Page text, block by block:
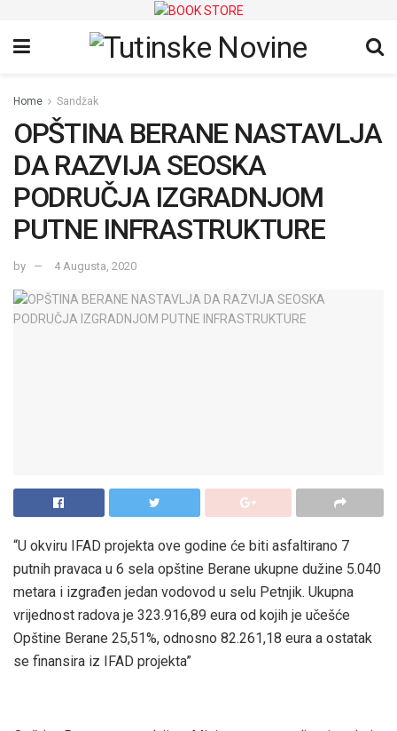
Home Sandžak
OPŠTINA BERANE NASTAVLJA
DA RAZVIJA SEOSKA
PODRUČJA IZGRADNJOM
PUTNE INFRASTRUKTURE
by 4 Augusta, 2020
“U okviru IFAD projekta ove godine će biti asfaltirano 7
putnih pravaca u 6 sela opštine Berane ukupne dužine 5.040
metara i izgrađen jedan vodovod u selu Petnjik. Ukupna
vrijednost radova je 323.916,89 eura od kojih je učešće
Opštine Berane 25,51%, odnosno 82.261,18 eura a ostatak
se finansira iz IFAD projekta”